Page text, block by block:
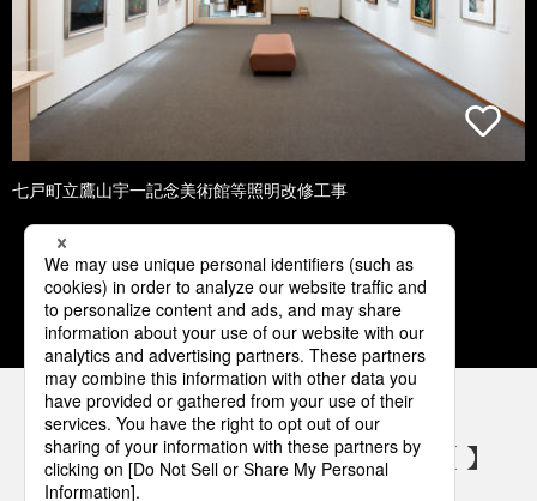
七戸町立鷹山宇一記念美術館等照明改修工事
1 2 3 4 5
パナソニックの電気設備 SNSアカウント